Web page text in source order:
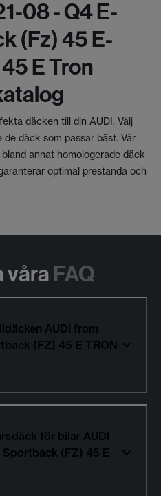
08 - Q4 E-
(fz) 45 E-
E Tron
däcken till din AUDI. Välj
däck som passar bäst. Vår
annat homologerade däck
optimal prestanda och
våra FAQ
AUDI from
(FZ) 45 E TRON
för bilar AUDI
(FZ) 45 E